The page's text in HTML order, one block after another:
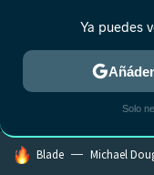
MENÚ
ESTRENOS
HOY SE HABLA DE
Blade Michael
Ya puedes
Solo